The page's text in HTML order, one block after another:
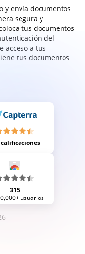
y envía documentos
segura y
tus documentos
del
acceso a tus
tus documentos
calificaciones
315
usuarios